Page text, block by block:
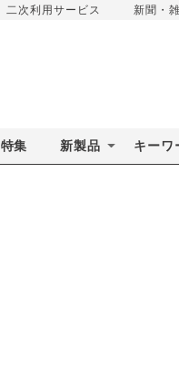
二次利用サービス 新聞・
特集 新製品 キーワ